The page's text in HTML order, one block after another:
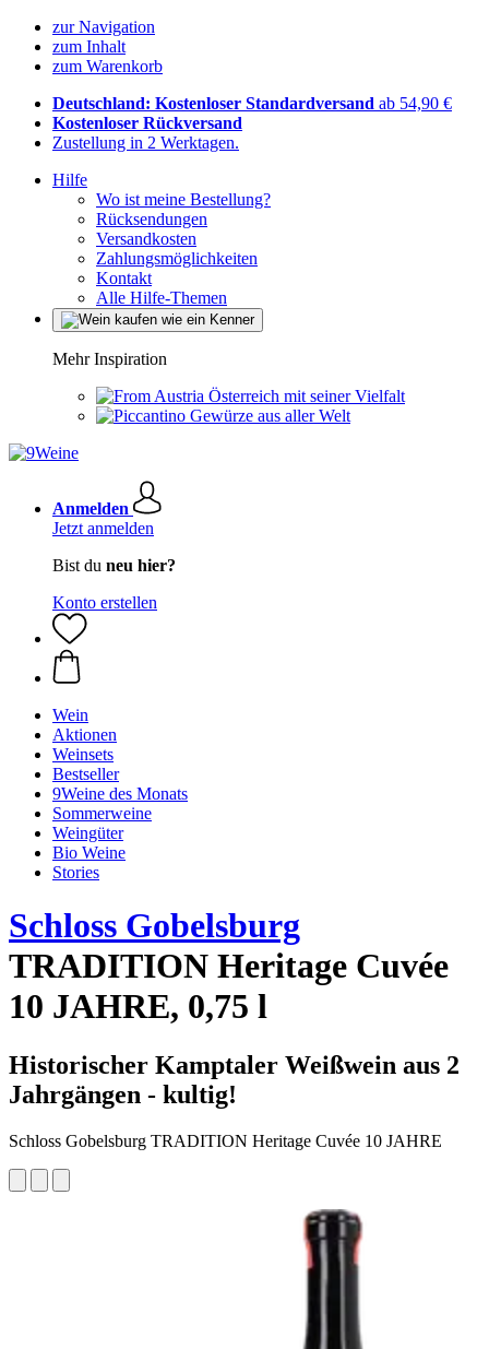
zur Navigation
zum Inhalt
zum Warenkorb
Deutschland: Kostenloser Standardversand ab 54,90 €
Kostenloser Rückversand
Zustellung in 2 Werktagen.
Hilfe
Wo ist meine Bestellung?
Rücksendungen
Versandkosten
Zahlungsmöglichkeiten
Kontakt
Alle Hilfe-Themen
Mehr Inspiration
Österreich mit seiner Vielfalt
Gewürze aus aller Welt
Anmelden
Jetzt anmelden
Bist du neu hier?
Konto erstellen
Wein
Aktionen
Weinsets
Bestseller
9Weine des Monats
Sommerweine
Weingüter
Bio Weine
Stories
Schloss Gobelsburg
TRADITION Heritage Cuvée
10 JAHRE, 0,75 l
Historischer Kamptaler Weißwein aus 2
Jahrgängen - kultig!
Schloss Gobelsburg TRADITION Heritage Cuvée 10 JAHRE